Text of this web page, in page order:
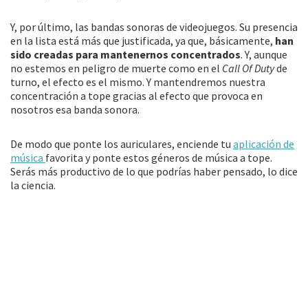
Y, por último, las bandas sonoras de videojuegos. Su presencia
en la lista está más que justificada, ya que, básicamente, han
sido creadas para mantenernos concentrados. Y, aunque
no estemos en peligro de muerte como en el Call Of Dutyde
turno, el efecto es el mismo. Y mantendremos nuestra
concentración a tope gracias al efecto que provoca en
nosotros esa banda sonora.
De modo que ponte los auriculares, enciende tu aplicación de
música favorita y ponte estos géneros de música a tope.
Serás más productivo de lo que podrías haber pensado, lo dice
la ciencia.